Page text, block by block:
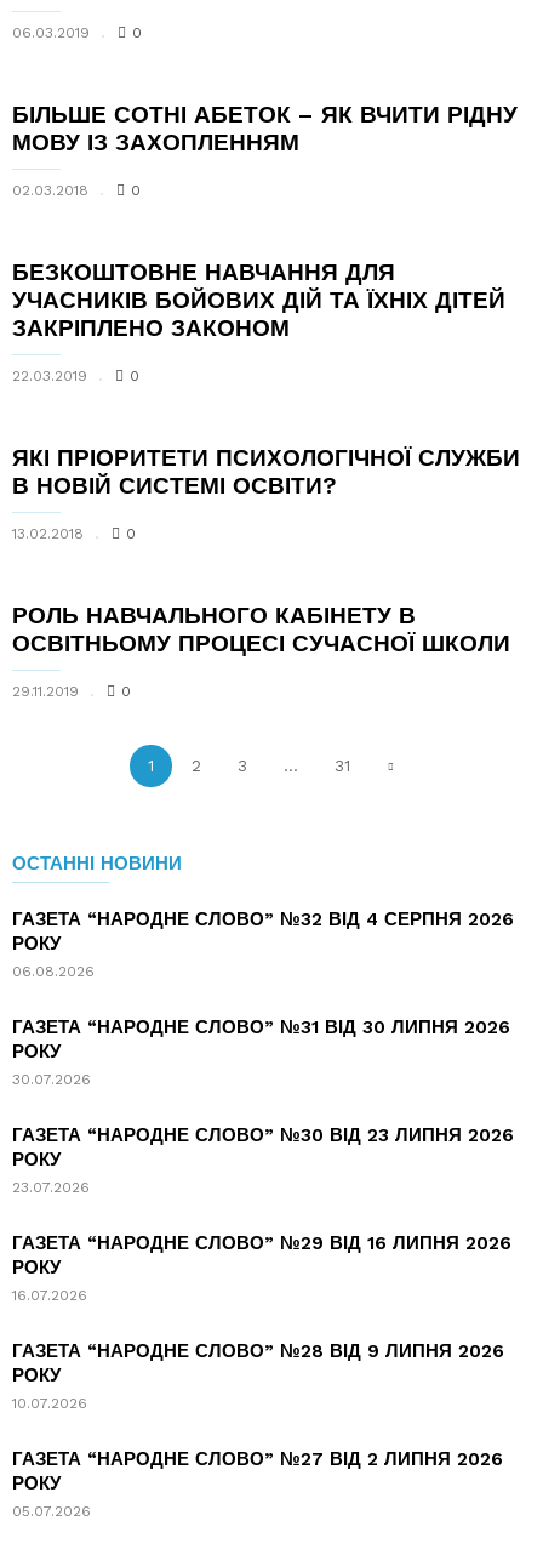
06.03.2019 0
БІЛЬШЕ СОТНІ АБЕТОК – ЯК ВЧИТИ РІДНУ
МОВУ ІЗ ЗАХОПЛЕННЯМ
02.03.2018 0
БЕЗКОШТОВНЕ НАВЧАННЯ ДЛЯ
УЧАСНИКІВ БОЙОВИХ ДІЙ ТА ЇХНІХ ДІТЕЙ
ЗАКРІПЛЕНО ЗАКОНОМ
22.03.2019 0
ЯКІ ПРІОРИТЕТИ ПСИХОЛОГІЧНОЇ СЛУЖБИ
В НОВІЙ СИСТЕМІ ОСВІТИ?
13.02.2018 0
РОЛЬ НАВЧАЛЬНОГО КАБІНЕТУ В
ОСВІТНЬОМУ ПРОЦЕСІ СУЧАСНОЇ ШКОЛИ
29.11.2019 0
1 2 3 ... 31
ОСТАННІ НОВИНИ
ГАЗЕТА “НАРОДНЕ СЛОВО” №32 ВІД 4 СЕРПНЯ 2026
РОКУ
06.08.2026
ГАЗЕТА “НАРОДНЕ СЛОВО” №31 ВІД 30 ЛИПНЯ 2026
РОКУ
30.07.2026
ГАЗЕТА “НАРОДНЕ СЛОВО” №30 ВІД 23 ЛИПНЯ 2026
РОКУ
23.07.2026
ГАЗЕТА “НАРОДНЕ СЛОВО” №29 ВІД 16 ЛИПНЯ 2026
РОКУ
16.07.2026
ГАЗЕТА “НАРОДНЕ СЛОВО” №28 ВІД 9 ЛИПНЯ 2026
РОКУ
10.07.2026
ГАЗЕТА “НАРОДНЕ СЛОВО” №27 ВІД 2 ЛИПНЯ 2026
РОКУ
05.07.2026